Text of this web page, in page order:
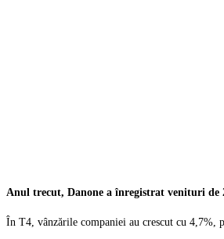
Anul trecut, Danone a înregistrat venituri de
În T4, vânzările companiei au crescut cu 4,7%,